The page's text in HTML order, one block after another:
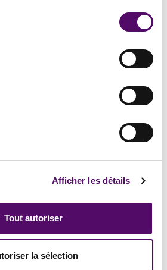
Afficher les détails
Tout autoriser
la sélection
DONNÉES
- RGPD
personnelles
publicité ciblée, le respect des
éviter les sanctions financières
enjeux liés aux données